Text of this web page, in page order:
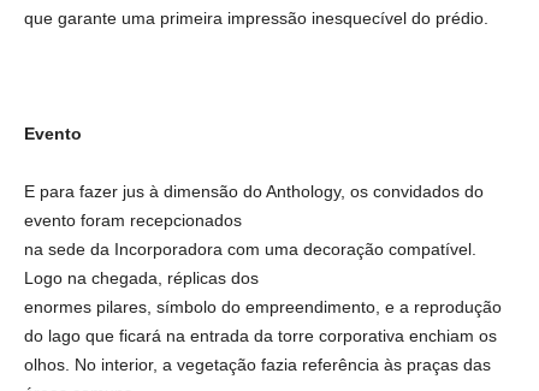
que garante uma primeira impressão inesquecível do prédio.
Evento
E para fazer jus à dimensão do Anthology, os convidados do
evento foram recepcionados
na sede da Incorporadora com uma decoração compatível.
Logo na chegada, réplicas dos
enormes pilares, símbolo do empreendimento, e a reprodução
do lago que ficará na entrada da torre corporativa enchiam os
olhos. No interior, a vegetação fazia referência às praças das